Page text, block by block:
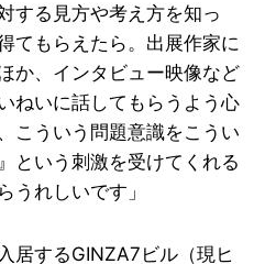
する見方や考え方を知っ
てもらえたら。出展作家に
か、インタビュー映像など
ねいに話してもらうよう心
こういう問題意識をこうい
という刺激を受けてくれる
うれしいです」
居するGINZA7ビル（現ヒ